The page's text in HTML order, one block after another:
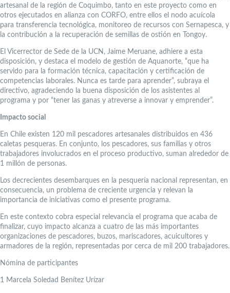
artesanal de la región de Coquimbo, tanto en este proyecto como en
otros ejecutados en alianza con CORFO, entre ellos el nodo acuícola
para transferencia tecnológica, monitoreo de recursos con Sernapesca, y
la contribución a la recuperación de semillas de ostión en Tongoy.
El Vicerrector de Sede de la UCN, Jaime Meruane, adhiere a esta
disposición, y destaca el modelo de gestión de Aquanorte, “que ha
servido para la formación técnica, capacitación y certificación de
competencias laborales. Nunca es tarde para aprender”, subraya el
directivo, agradeciendo la buena disposición de los asistentes al
programa y por “tener las ganas y atreverse a innovar y emprender”.
Impacto social
En Chile existen 120 mil pescadores artesanales distribuidos en 436
caletas pesqueras. En conjunto, los pescadores, sus familias y otros
trabajadores involucrados en el proceso productivo, suman alrededor de
1 millón de personas.
Los decrecientes desembarques en la pesquería nacional representan, en
consecuencia, un problema de creciente urgencia y relevan la
importancia de iniciativas como el presente programa.
En este contexto cobra especial relevancia el programa que acaba de
finalizar, cuyo impacto alcanza a cuatro de las más importantes
organizaciones de pescadores, buzos, mariscadores, acuicultores y
armadores de la región, representadas por cerca de mil 200 trabajadores.
Nómina de participantes
1 Marcela Soledad Benítez Urízar